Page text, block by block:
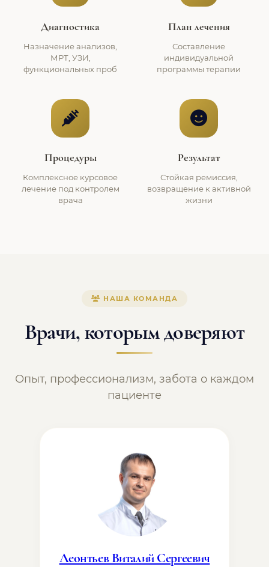
Диагностика
Назначение анализов,
МРТ, УЗИ,
функциональных проб
План лечения
Составление
индивидуальной
программы терапии
Процедуры
Комплексное курсовое
лечение под контролем
врача
Результат
Стойкая ремиссия,
возвращение к активной
жизни
НАША КОМАНДА
Врачи, которым доверяют
Опыт, профессионализм, забота о каждом
пациенте
Леонтьев Виталий Сергеевич